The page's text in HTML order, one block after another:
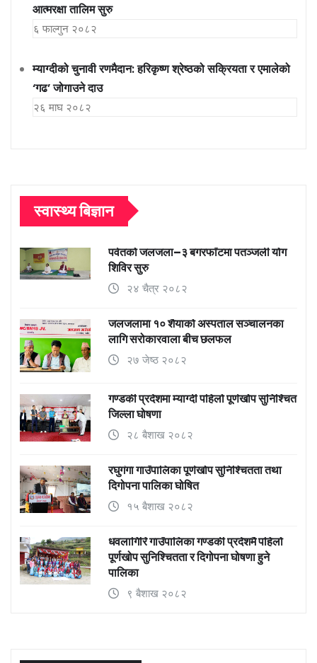
आत्मरक्षा तालिम सुरु
६ फाल्गुन २०८२
म्याग्दीको चुनावी रणमैदान: हरिकृष्ण श्रेष्ठको सक्रियता र एमालेको
‘गढ’ जोगाउने दाउ
२६ माघ २०८२
स्वास्थ्य बिज्ञान
पर्वतको जलजला–३ बगरफाँटमा पतञ्जली योग
शिविर सुरु
२४ चैत्र २०८२
जलजलामा १० शैयाको अस्पताल सञ्चालनका
लागि सरोकारवाला बीच छलफल
२७ जेष्ठ २०८२
गण्डकी प्रदेशमा म्याग्दी पहिलो पूर्णखोप सुनिश्चित
जिल्ला घोषणा
२८ बैशाख २०८२
रघुगंगा गाउँपालिका पूर्णखोप सुनिश्चितता तथा
दिगोपना पालिका घोषित
१५ बैशाख २०८२
धवलागिरि गाउँपालिका गण्डकी प्रदेशमै पहिलो
पूर्णखोप सुनिश्चितता र दिगोपना घोषणा हुने
पालिका
९ बैशाख २०८२